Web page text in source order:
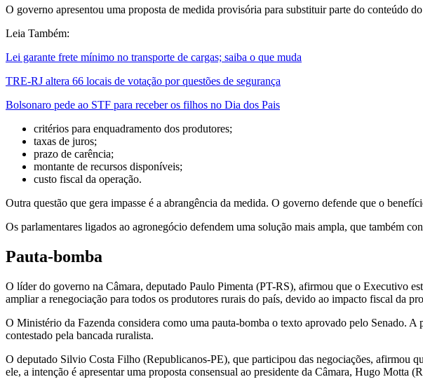
O governo apresentou uma proposta de medida provisória para substituir parte do conteúdo
Leia Também:
Lei garante frete mínimo no transporte de cargas; saiba o que muda
TRE-RJ altera 66 locais de votação por questões de segurança
Bolsonaro pede ao STF para receber os filhos no Dia dos Pais
critérios para enquadramento dos produtores;
taxas de juros;
prazo de carência;
montante de recursos disponíveis;
custo fiscal da operação.
Outra questão que gera impasse é a abrangência da medida. O governo defende que o
Os parlamentares ligados ao agronegócio defendem uma solução mais ampla, que também
Pauta-bomba
O líder do governo na Câmara, deputado Paulo Pimenta (PT-RS), afirmou que o Executivo
ampliar a renegociação para todos os produtores rurais do país, devido ao impacto fiscal da
O Ministério da Fazenda considera como uma pauta-bomba o texto aprovado pelo Senado.
contestado pela bancada ruralista.
O deputado Silvio Costa Filho (Republicanos-PE), que participou das negociações, afirmou
ele, a intenção é apresentar uma proposta consensual ao presidente da Câmara, Hugo Motta